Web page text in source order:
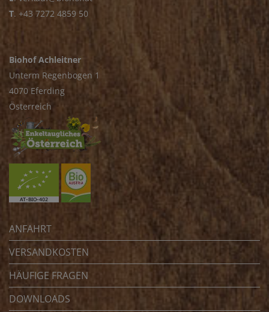
T. +43 7272 4859 50
Biohof Achleitner
Unterm Regenbogen 1
4070 Eferding
Österreich
ANFAHRT
VERSANDKOSTEN
HÄUFIGE FRAGEN
DOWNLOADS